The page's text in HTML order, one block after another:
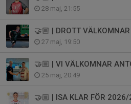
28 maj, 21:55
27 maj, 19:50
25 maj, 20:49
🤝🏼 | ISA KLAR FÖR